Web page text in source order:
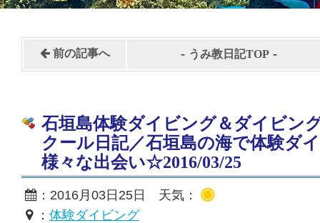
前の記事へ - うみ教日記TOP -
石垣島体験ダイビング＆ダイビン
クール日記／石垣島の海で体験ダ
様々な出会い☆2016/03/25
：2016月03日25日 天気：
： 体験ダイビング